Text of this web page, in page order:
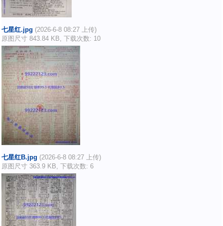
七星红.jpg (2026-6-8 08:27 上传)
原图尺寸 843.84 KB, 下载次数: 10
七星红B.jpg (2026-6-8 08:27 上传)
原图尺寸 363.9 KB, 下载次数: 6